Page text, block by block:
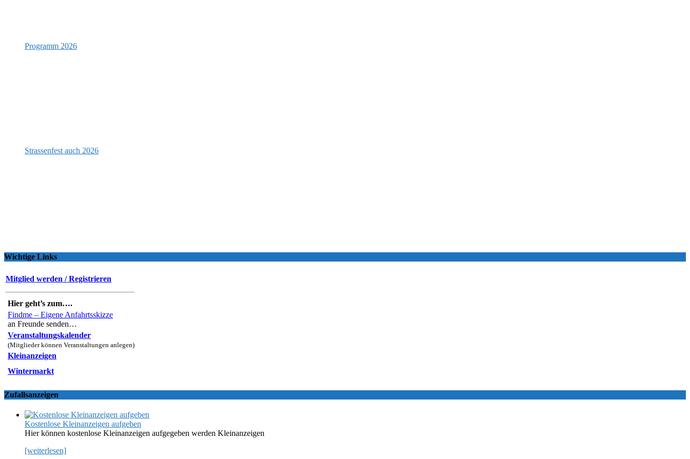
Programm 2026
Strassenfest auch 2026
Wichtige Links
Mitglied werden / Registrieren
Hier geht’s zum….
Findme – Eigene Anfahrtsskizze
an Freunde senden…
Veranstaltungskalender
(Mitglieder können Veranstaltungen anlegen)
Kleinanzeigen
Wintermarkt
Zufallsanzeigen
Kostenlose Kleinanzeigen aufgeben
Hier können kostenlose Kleinanzeigen aufgegeben werden Kleinanzeigen
[weiterlesen]